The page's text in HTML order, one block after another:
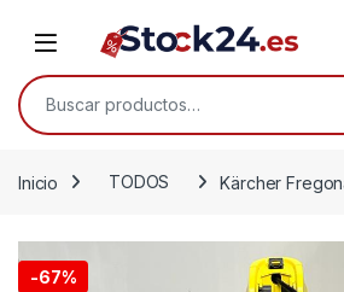
Open
Buscar por:
Inicio TODOS Kärcher
-67%